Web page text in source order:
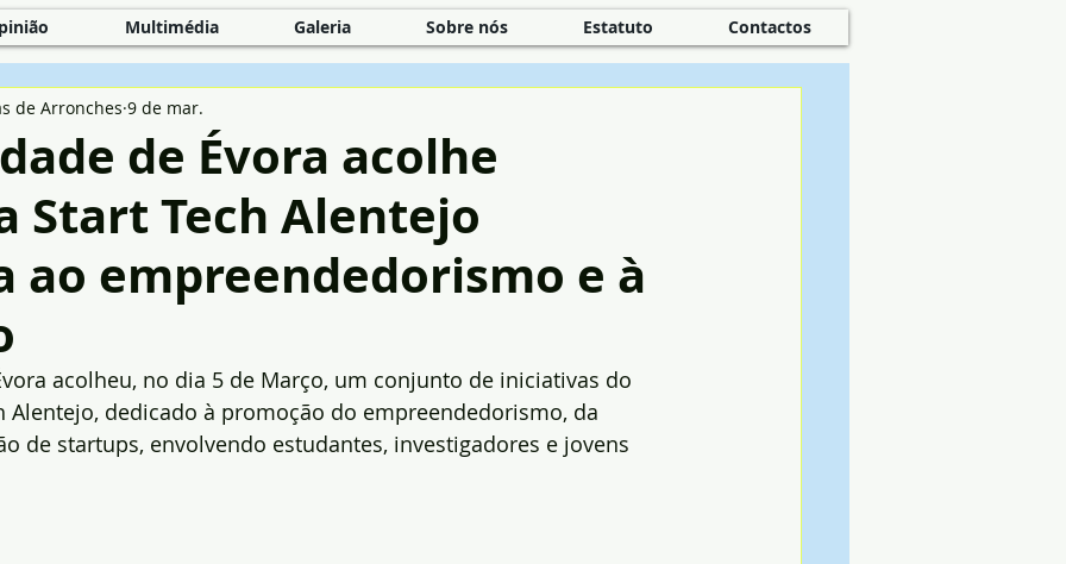
Multimédia Galeria Sobre nós Estatuto Contactos
de Évora acolhe
Start Tech Alentejo
ao empreendedorismo e à
de Arronches 9 de mar.
acolheu, no dia 5 de Março, um conjunto de iniciativas do
Alentejo, dedicado à promoção do empreendedorismo, da
de startups, envolvendo estudantes, investigadores e jovens